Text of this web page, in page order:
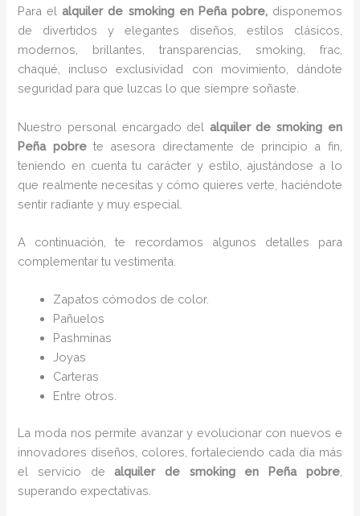
Para elalquiler de smoking en Peña pobre, disponemos
de
divertidos y elegantes diseños, estilos clásicos,
modernos, brillantes, transparencias, smoking, frac,
chaqué, incluso exclusividad con movimiento, dándote
seguridad para que luzcas lo que siempre soñaste.
Nuestro personal encargado del alquiler de smoking en
Peña pobrete asesora directamente de principio a fin,
teniendo en cuenta tu carácter y estilo, ajustándose a lo
que realmente necesitas y cómo quieres verte, haciéndote
sentir radiante y muy especial.
A continuación, te recordamos algunos detalles para
complementar tu vestimenta.
Zapatos cómodos de color.
Pañuelos
Pashminas
Joyas
Carteras
Entre otros.
La moda nos permite avanzar y evolucionar con nuevos e
innovadores diseños, colores, fortaleciendo cada día más
el servicio dealquiler de smoking en Peña pobre,
superando expectativas.